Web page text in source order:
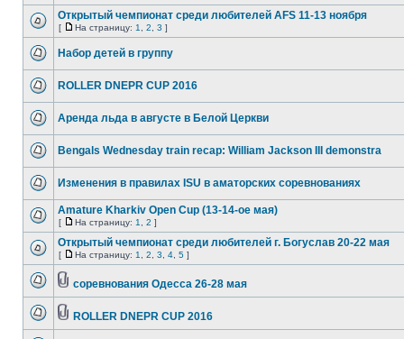
Открытый чемпионат среди любителей AFS 11-13 ноября
[ На страницу: 1 2 3 ]
Набор детей в группу
ROLLER DNEPR CUP 2016
Аренда льда в августе в Белой Церкви
Bengals Wednesday train recap: William Jackson III demonstra
Изменения в правилах ISU в аматорских соревнованиях
Amature Kharkiv Open Cup (13-14-ое мая)
[ На страницу: 1 2 ]
Открытый чемпионат среди любителей г. Богуслав 20-22 мая
[ На страницу: 1 2 3 4 5 ]
соревнования Одесса 26-28 мая
ROLLER DNEPR CUP 2016